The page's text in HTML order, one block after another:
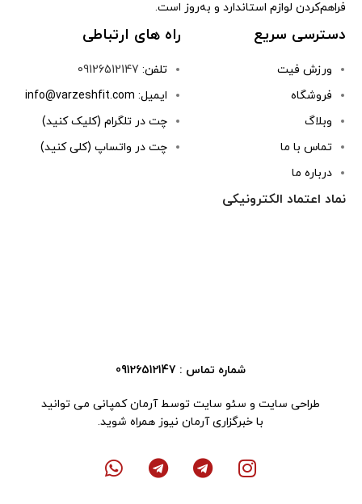
فراهم‌کردن لوازم استاندارد و به‌روز است.
دسترسی سریع
ورزش فیت
فروشگاه
وبلاگ
تماس با ما
درباره ما
راه های ارتباطی
تلفن: 09126512147
ایمیل: info@varzeshfit.com
چت در تلگرام (کلیک کنید)
چت در واتساپ (کلی کنید)
نماد اعتماد الکترونیکی
شماره تماس : 09126512147
طراحی سایتو سئو سایتتوسط آرمان کمپانی می توانید
با خبرگزاری آرمان نیوز همراه شوید.